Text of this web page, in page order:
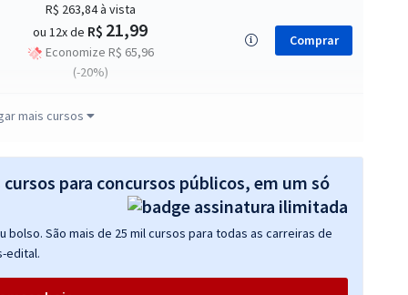
R$ 263,84à vista
ou 12x de R$ 21,99
Economize R$ 65,96
(-20%)
Comprar
R$ 271,84
Economize R$ 67,96
(-20%)
ou 12x de R$27,32
(-20%)
mais cursos
para concursos públicos, em um só
São mais de 25 mil cursos para todas as carreiras de
edital.